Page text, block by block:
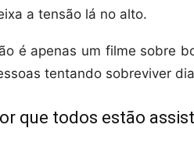
a tensão lá no alto.
é apenas um filme sobre
tentando sobreviver
que todos estão